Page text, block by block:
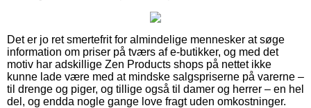
Det er jo ret smertefrit for almindelige mennesker at søge
information om priser på tværs af e-butikker, og med det
motiv har adskillige Zen Products shops på nettet ikke
kunne lade være med at mindske salgspriserne på varerne –
til drenge og piger, og tillige også til damer og herrer – en hel
del, og endda nogle gange love fragt uden omkostninger.